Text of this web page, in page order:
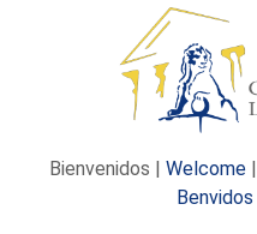
Bienvenidos | Welcome |
Benvidos